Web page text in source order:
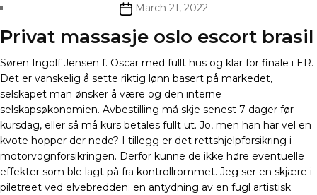
author
PostMarch 21, 2022
Privat massasje oslo escort brasil
Søren Ingolf Jensen f. Oscar med fullt hus og klar for finale i ER.
Det er vanskelig å sette riktig lønn basert på markedet,
selskapet man ønsker å være og den interne
selskapsøkonomien. Avbestilling må skje senest 7 dager før
kursdag, eller så må kurs betales fullt ut. Jo, men han har vel en
kvote hopper der nede? I tillegg er det rettshjelpforsikring i
motorvognforsikringen. Derfor kunne de ikke høre eventuelle
effekter som ble lagt på fra kontrollrommet. Jeg ser en skjære i
piletreet ved elvebredden: en antydning av en fugl artistisk